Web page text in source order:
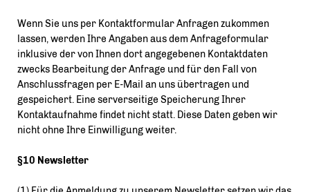
Wenn Sie uns per Kontaktformular Anfragen zukommen
lassen, werden Ihre Angaben aus dem Anfrageformular
inklusive der von Ihnen dort angegebenen Kontaktdaten
zwecks Bearbeitung der Anfrage und für den Fall von
Anschlussfragen per E-Mail an uns übertragen und
gespeichert. Eine serverseitige Speicherung Ihrer
Kontaktaufnahme findet nicht statt. Diese Daten geben wir
nicht ohne Ihre Einwilligung weiter.
§10 Newsletter